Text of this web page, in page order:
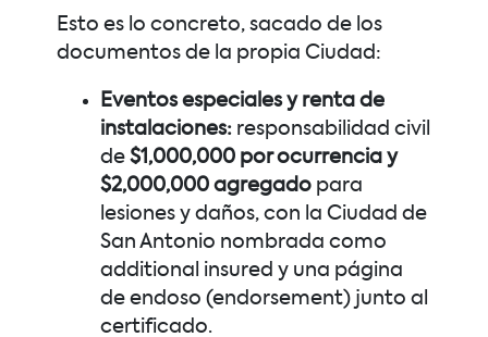
Esto es lo concreto, sacado de los
documentos de la propia Ciudad:
Eventos especiales y renta de
instalaciones: responsabilidad civil
de$1,000,000 por ocurrencia y
$2,000,000 agregado para
lesiones y daños, con la Ciudad de
San Antonio nombrada como
additional insured y una página
de endoso (endorsement) junto al
certificado.